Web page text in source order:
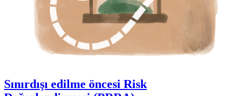
Sınırdışı edilme öncesi Risk